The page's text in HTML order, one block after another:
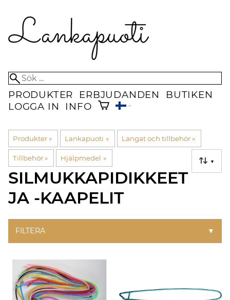
PRODUKTER ERBJUDANDEN
BUTIKEN
LOGGA IN
INFO
Produkter‪» Lankapuoti ‪» Langat och tillbehör ‪»
Tillbehör‪» Hjälpmedel ‪» ▼
SILMUKKAPIDIKKEET
JA -KAAPELIT
FILTERA ▼